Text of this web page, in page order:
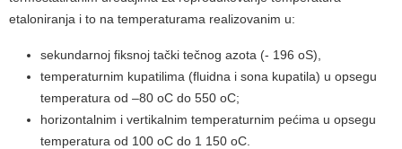
etaloniranja i to na temperaturama realizovanim u:
sekundarnoj fiksnoj tački tečnog azota (- 196 oS),
temperaturnim kupatilima (fluidna i sona kupatila) u opsegu
temperatura od –80 oC do 550 oC;
horizontalnim i vertikalnim temperaturnim pećima u opsegu
temperatura od 100 oC do 1 150 oC.